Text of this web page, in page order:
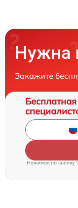
Нужна
Закажите
Нажимая на кнопку